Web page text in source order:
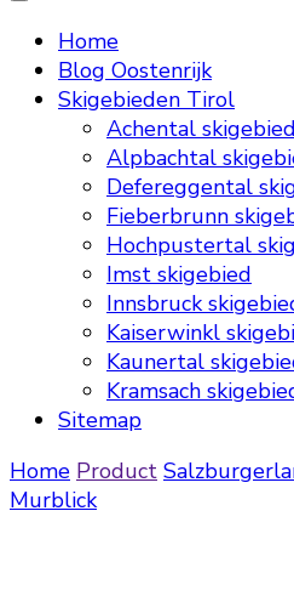
Home
Blog Oostenrijk
Skigebieden Tirol
Achental skigebied
Alpbachtal
Defereggental
Fieberbrunn
Hochpustertal
Imst skigebied
Innsbruck
Kaiserwinkl
Kaunertal
Kramsach
Sitemap
Home Product
Murblick